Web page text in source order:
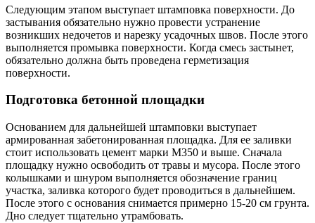
Следующим этапом выступает штамповка поверхности. До
застывания обязательно нужно провести устранение
возникших недочетов и нарезку усадочных швов. После этого
выполняется промывка поверхности. Когда смесь застынет,
обязательно должна быть проведена герметизация
поверхности.
Подготовка бетонной площадки
Основанием для дальнейшей штамповки выступает
армированная забетонированная площадка. Для ее заливки
стоит использовать цемент марки М350 и выше. Сначала
площадку нужно освободить от травы и мусора. После этого
колышками и шнуром выполняется обозначение границ
участка, заливка которого будет проводиться в дальнейшем.
После этого с основания снимается примерно 15-20 см грунта.
Дно следует тщательно утрамбовать.